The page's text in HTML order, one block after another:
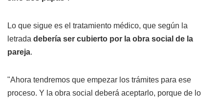
Lo que sigue es el tratamiento médico, que según la
letrada debería ser cubierto por la obra social de la
pareja.
"Ahora tendremos que empezar los trámites para ese
proceso. Y la obra social deberá aceptarlo, porque de lo